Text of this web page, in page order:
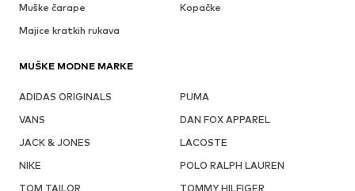
Muške čarape
Kopačke
Majice kratkih rukava
MUŠKE MODNE MARKE
ADIDAS ORIGINALS
PUMA
VANS
DAN FOX APPAREL
JACK & JONES
LACOSTE
NIKE
POLO RALPH LAUREN
TOM TAILOR
TOMMY HILFIGER